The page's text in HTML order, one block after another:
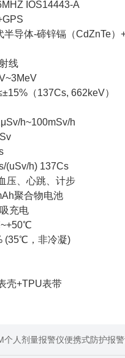
IOS14443-A
导体-碲锌镉（CdZnTe）
线
（137Cs, 662keV）
h~100mSv/h
(uSv/h) 137Cs
压、心跳、计步
聚合物电池
充电
(35℃，非冷凝)
壳+TPU表带
个人剂量报警仪便携式防护报